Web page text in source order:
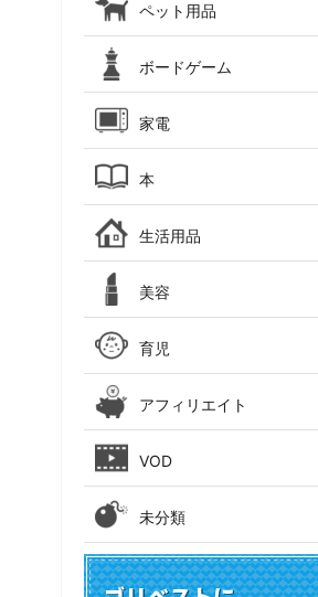
ペット用品
ボードゲーム
家電
本
生活用品
美容
育児
アフィリエイト
VOD
未分類